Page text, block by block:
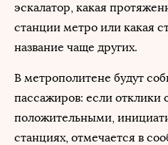
эскалатор, какая
станции метро или какая
название чаще других.
В метрополитене будут
пассажиров: если отклики
положительными,
станциях, отмечается в